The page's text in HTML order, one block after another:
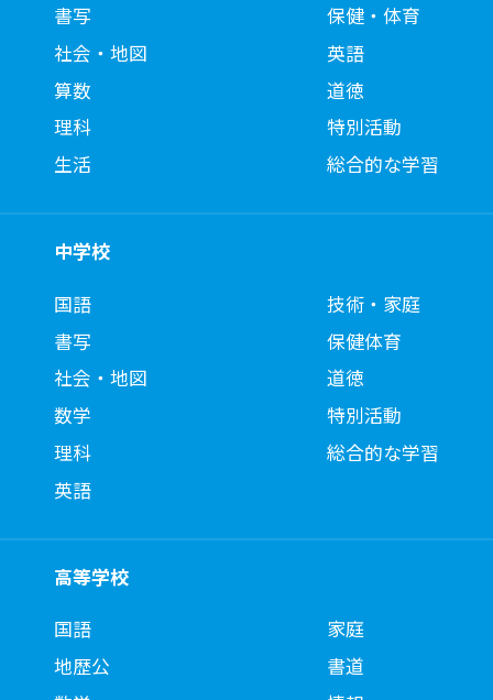
書写
社会・地図
算数
理科
生活
保健・体育
英語
道徳
特別活動
総合的な学習
中学校
国語
書写
社会・地図
数学
理科
英語
技術・家庭
保健体育
道徳
特別活動
総合的な学習
高等学校
国語
地歴公
家庭
書道